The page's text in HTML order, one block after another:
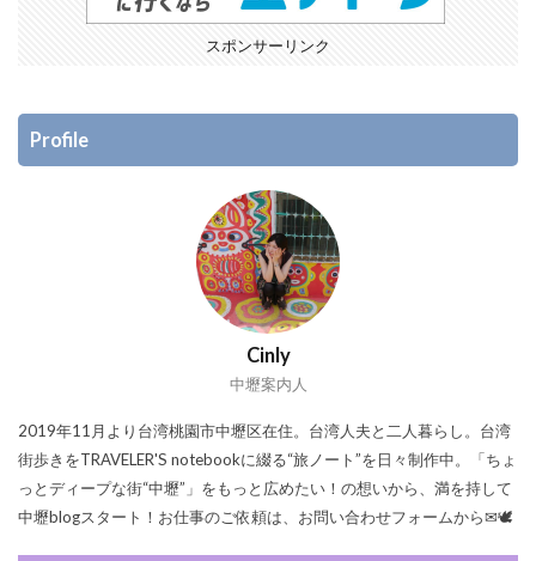
スポンサーリンク
Profile
Cinly
中壢案内人
2019年11月より台湾桃園市中壢区在住。台湾人夫と二人暮らし。台湾
街歩きをTRAVELER'S notebookに綴る“旅ノート”を日々制作中。「ちょ
っとディープな街“中壢”」をもっと広めたい！の想いから、満を持して
中壢blogスタート！お仕事のご依頼は、お問い合わせフォームから✉🕊